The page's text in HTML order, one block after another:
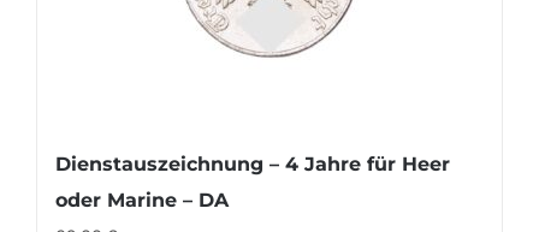
Dienstauszeichnung – 4 Jahre für Heer
oder Marine – DA